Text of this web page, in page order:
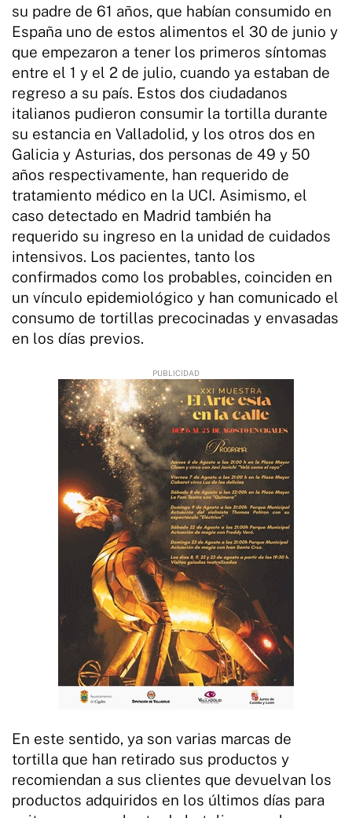
su padre de 61 años, que habían consumido en
España uno de estos alimentos el 30 de junio y
que empezaron a tener los primeros síntomas
entre el 1 y el 2 de julio, cuando ya estaban de
regreso a su país. Estos dos ciudadanos
italianos pudieron consumir la tortilla durante
su estancia en Valladolid, y los otros dos en
Galicia y Asturias, dos personas de 49 y 50
años respectivamente, han requerido de
tratamiento médico en la UCI. Asimismo, el
caso detectado en Madrid también ha
requerido su ingreso en la unidad de cuidados
intensivos. Los pacientes, tanto los
confirmados como los probables, coinciden en
un vínculo epidemiológico y han comunicado el
consumo de tortillas precocinadas y envasadas
en los días previos.
En este sentido, ya son varias marcas de
tortilla que han retirado sus productos y
recomiendan a sus clientes que devuelvan los
productos adquiridos en los últimos días para